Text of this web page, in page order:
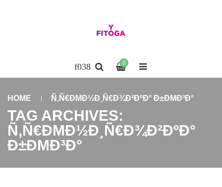
0
HOME Ñ‚Ñ€ÐΜÐ½Ð¸Ñ€Ð¾Ð²ÐºÐ° Ð±ÐΜÐ³Ð°
TAG ARCHIVES:
Ñ‚Ñ€ÐΜÐ½Ð¸Ñ€Ð¾Ð²ÐºÐ°
Ð±ÐΜÐ³Ð°